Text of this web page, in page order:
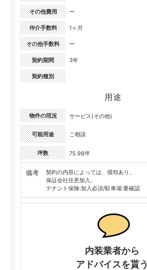
その他費用 ー
仲介手数料 1ヶ月
その他手数料 ー
契約期間 3年
契約種別
用途
物件の現況 サービス(その他)
可能用途 ご相談
坪数 75.98坪
備考
契約の内容によっては、償却あり。
保証会社任意加入。
テナント保険:加入必須/駐車場:要確認
内装業者から
アドバイスを貰う